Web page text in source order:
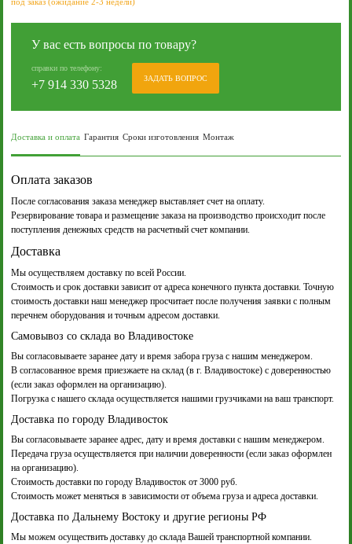
У вас есть вопросы по товару?
справки по телефону:
+7 914 330 5328 ЗАДАТЬ ВОПРОС
Доставка и оплата Гарантия Сроки изготовления Монтаж
Оплата заказов
После согласования заказа менеджер выставляет счет на оплату.
Резервирование товара и размещение заказа на производство происходит после
поступления денежных средств на расчетный счет компании.
Доставка
Мы осуществляем доставку по всей России.
Стоимость и срок доставки зависит от адреса конечного пункта доставки. Точную
стоимость доставки наш менеджер просчитает после получения заявки с полным
перечнем оборудования и точным адресом доставки.
Самовывоз со склада во Владивостоке
Вы согласовываете заранее дату и время забора груза с нашим менеджером.
В согласованное время приезжаете на склад (в г. Владивостоке) с доверенностью
(если заказ оформлен на организацию).
Погрузка с нашего склада осуществляется нашими грузчиками на ваш транспорт.
Доставка по городу Владивосток
Вы согласовываете заранее адрес, дату и время доставки с нашим менеджером.
Передача груза осуществляется при наличии доверенности (если заказ оформлен
на организацию).
Стоимость доставки по городу Владивосток от 3000 руб.
Стоимость может меняться в зависимости от объема груза и адреса доставки.
Доставка по Дальнему Востоку и другие регионы РФ
Мы можем осуществить доставку до склада Вашей транспортной компании.